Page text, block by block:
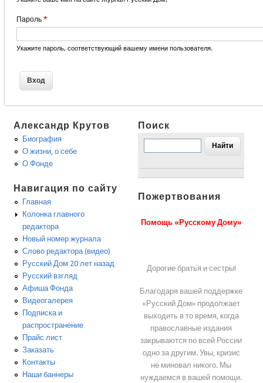
Пароль *
Укажите пароль, соответствующий вашему имени пользователя.
Александр Крутов
Биография
О жизни, о себе
О Фонде
Навигация по сайту
Главная
Колонка главного
редактора
Новый номер журнала
Слово редактора (видео)
Русский Дом 20 лет назад
Русский взгляд
Афиша Фонда
Видеогалерея
Подписка и
распространение
Прайс лист
Заказать
Контакты
Наши баннеры
Поиск
Пожертвования
Помощь «Русскому Дому»
Дорогие братья и сестры!
Благодаря вашей поддержке
«Русский Дом» продолжает
выходить в то время, когда
православные издания
закрываются по всей России
одно за другим. Увы, кризис
не миновал никого. Мы
нуждаемся в вашей помощи.